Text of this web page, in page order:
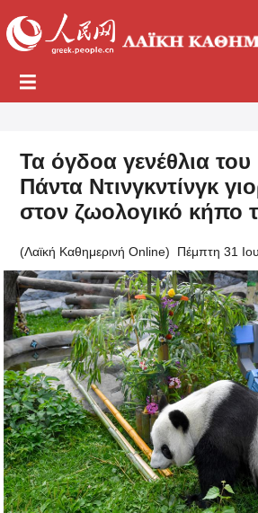
Τα όγδοα γενέθλια του
Πάντα Ντινγκντίνγκ
στον ζωολογικό κήπο
(Λαϊκή Καθημερινή Online) Πέμπτη 31